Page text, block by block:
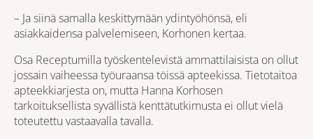
– Ja siinä samalla keskittymään ydintyöhönsä, eli
asiakkaidensa palvelemiseen, Korhonen kertaa.
Osa Receptumilla työskentelevistä ammattilaisista on ollut
jossain vaiheessa työuraansa töissä apteekissa. Tietotaitoa
apteekkiarjesta on, mutta Hanna Korhosen
tarkoituksellista syvällistä kenttätutkimusta ei ollut vielä
toteutettu vastaavalla tavalla.